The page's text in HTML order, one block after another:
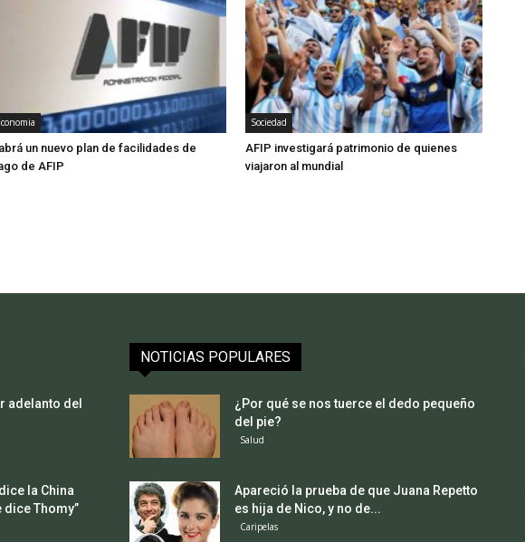
un nuevo plan de facilidades de
de AFIP
Sociedad
AFIP investigará patrimonio de quienes
viajaron al mundial
adelanto del
la China
Thomy”
NOTICIAS POPULARES
¿Por qué se nos tuerce el dedo pequeño
del pie?
Salud
Apareció la prueba de que Juana Repetto
es hija de Nico, y no de...
Caripelas